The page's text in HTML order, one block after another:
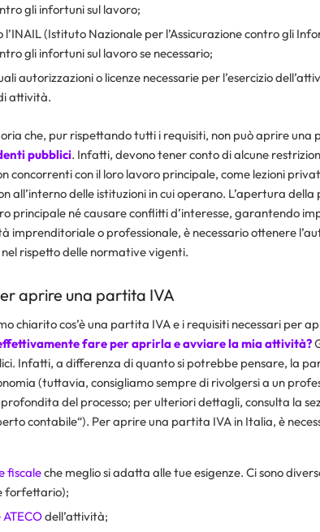
gli infortuni sul lavoro;
l’INAIL (Istituto Nazionale per l’Assicurazione contro gli
gli infortuni sul lavoro se necessario;
autorizzazioni o licenze necessarie per l’esercizio
attività.
che, pur rispettando tutti i requisiti, non può aprire una
pubblici. Infatti, devono tener conto di alcune
concorrenti con il loro lavoro principale, come lezioni
all’interno delle istituzioni in cui operano. L’apertura
principale né causare conflitti d’interesse, garantendo
imprenditoriale o professionale, è necessario ottenere
rispetto delle normative vigenti.
aprire una partita IVA
chiarito cos’è una partita IVA e i requisiti necessari per
fare per aprirla e avviare la mia attività?
Infatti, a differenza di quanto si potrebbe pensare, la
(tuttavia, consigliamo sempre di rivolgersi a un
del processo; per ulteriori dettagli, consulta la
contabile“). Per aprire una partita IVA in Italia, è
fiscaleche meglio si adatta alle tue esigenze. Ci sono
forfettario);
dell’attività;